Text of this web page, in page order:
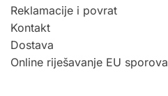
Reklamacije i povrat
Kontakt
Dostava
Online riješavanje EU sporova